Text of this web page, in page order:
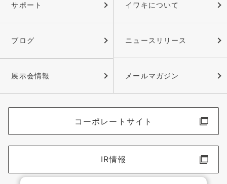
サポート イワキについて
ブログ ニュースリリース
展示会情報 メールマガジン
コーポレートサイト
IR情報